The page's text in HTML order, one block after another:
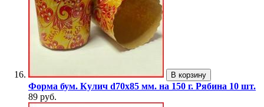
В корзину
Форма бум. Кулич d70х85 мм. на 150 г. Рябина 10 шт.
89 руб.